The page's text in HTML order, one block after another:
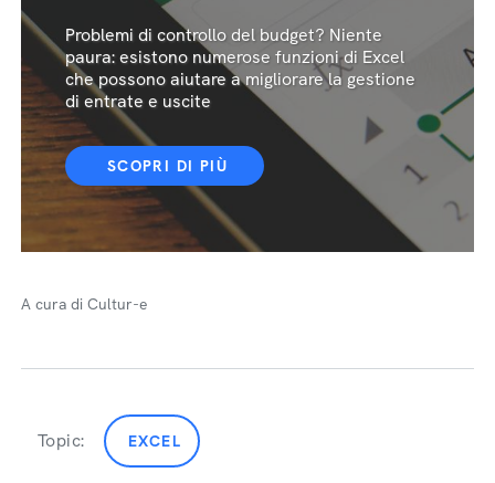
Problemi di controllo del budget? Niente
paura: esistono numerose funzioni di Excel
che possono aiutare a migliorare la gestione
di entrate e uscite
SCOPRI DI PIÙ
A cura di Cultur-e
Topic: EXCEL